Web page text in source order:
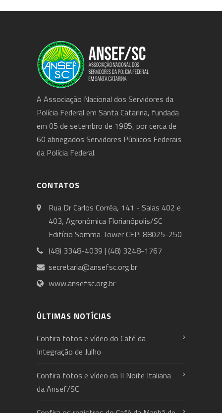
A Associação Nacional dos Servidores da
Polícia Federal em Santa Catarina, fundada
em 05 de setembro de 1985, por cerca de
60 abnegados Servidores Públicos Federais
da Polícia Federal.
CONTATOS
Rua Dr Carlos Corrêa, 141 - Salas 402 e
403, Agronômica Florianópolis/SC
Edifício Somma Tower CEP: 88025-250
(48) 3348-4039 | (48) 3248-1767
secretaria@ansefsc.org.br
www.ansefsc.org.br
ÚLTIMAS NOTÍCIAS
Confira fotos e vídeo do Café da
Integração de Julho
Confira fotos e vídeo da II Noite Italiana
da Ansef/SC